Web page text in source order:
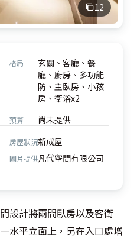
12
格局
玄關、客廳、餐
廳、廚房、多功能
防、主臥房、小孩
房、衛浴x2
預算 尚未提供
房屋狀況新成屋
圖片提供凡代空間有限公司
設計將兩間臥房以及客衛
水平立面上，另在入口處增